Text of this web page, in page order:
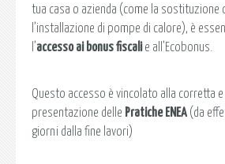
tua casa o azienda (come la sostituzione
l’installazione di pompe di calore), è
l’accesso ai bonus fiscalie all’Ecobonus.
Questo accesso è vincolato alla corretta
presentazione delle Pratiche ENEA (da
giorni dalla fine lavori)